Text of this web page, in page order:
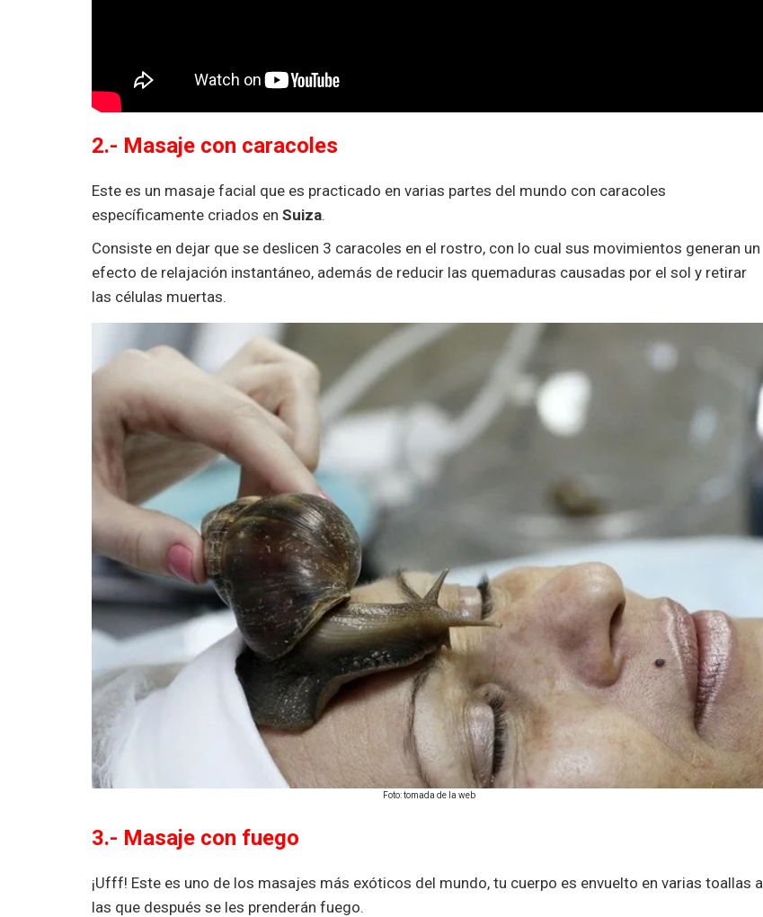
2.- Masaje con caracoles
Este es un masaje facial que es practicado en varias partes del mundo con caracoles
específicamente criados en Suiza.
Consiste en dejar que se deslicen 3 caracoles en el rostro, con lo cual sus movimientos generan un
efecto de relajación instantáneo, además de reducir las quemaduras causadas por el sol y retirar
las células muertas.
Foto: tomada de la web
3.- Masaje con fuego
¡Ufff! Este es uno de los masajes más exóticos del mundo, tu cuerpo es envuelto en varias toallas a
las que después se les prenderán fuego.